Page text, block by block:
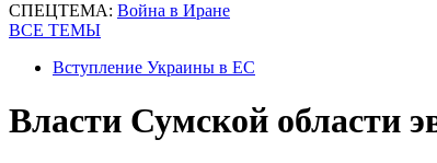
СПЕЦТЕМА: Война в Иране
ВСЕ ТЕМЫ
Вступление Украины в ЕС
Власти Сумской области